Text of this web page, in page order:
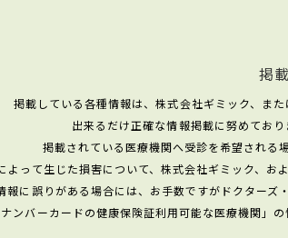
掲
掲載している各種情報は、株式会社ギミック、ま
出来るだけ正確な情報掲載に努めてお
掲載されている医療機関へ受診を希望される
よって生じた損害について、株式会社ギミック、お
報に誤りがある場合には、お手数ですがドクターズ
ンバーカードの健康保険証利用可能な医療機関」